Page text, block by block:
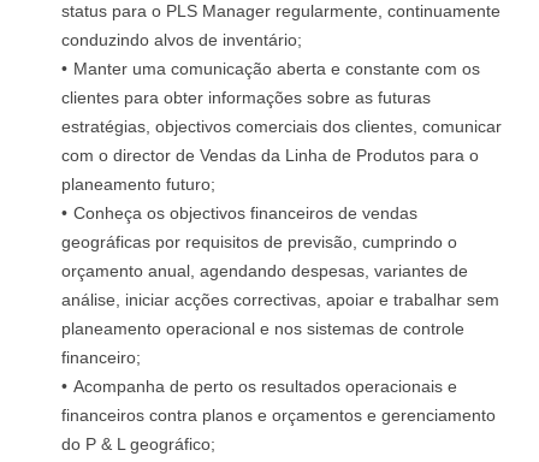
status para o PLS Manager regularmente, continuamente
conduzindo alvos de inventário;
Manter uma comunicação aberta e constante com os
clientes para obter informações sobre as futuras
estratégias, objectivos comerciais dos clientes, comunicar
com o director de Vendas da Linha de Produtos para o
planeamento futuro;
Conheça os objectivos financeiros de vendas
geográficas por requisitos de previsão, cumprindo o
orçamento anual, agendando despesas, variantes de
análise, iniciar acções correctivas, apoiar e trabalhar sem
planeamento operacional e nos sistemas de controle
financeiro;
Acompanha de perto os resultados operacionais e
financeiros contra planos e orçamentos e gerenciamento
do P & L geográfico;